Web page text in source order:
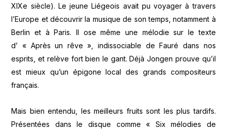
XIXe siècle). Le jeune Liégeois avait pu voyager à travers
l’Europe et découvrir la musique de son temps, notamment à
Berlin et à Paris. Il ose même une mélodie sur le texte
d’ « Après un rêve », indissociable de Fauré dans nos
esprits, et relève fort bien le gant. Déjà Jongen prouve qu’il
est mieux qu’un épigone local des grands compositeurs
français.
Mais bien entendu, les meilleurs fruits sont les plus tardifs.
Présentées dans le disque comme « Six mélodies de